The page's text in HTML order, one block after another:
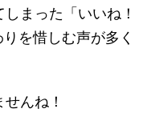
まった「いいね！
を惜しむ声が多く
んね！